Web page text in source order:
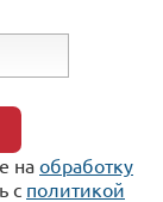
на обработку
c политикой